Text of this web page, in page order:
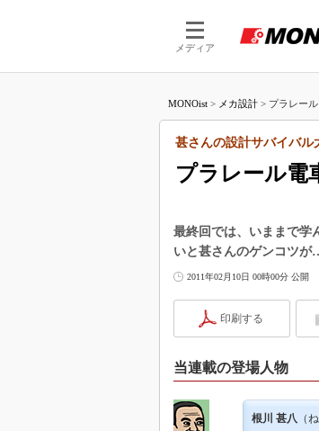
メディア
MONOist > メカ設計 > プラレー
プラレール電
甚さんの設計サバイバル
最終回では、いままで学
いと甚さんのゲンコツが
2011年02月10日 00時00分 公開
印刷する
当連載の登場人物
根川 甚八 （